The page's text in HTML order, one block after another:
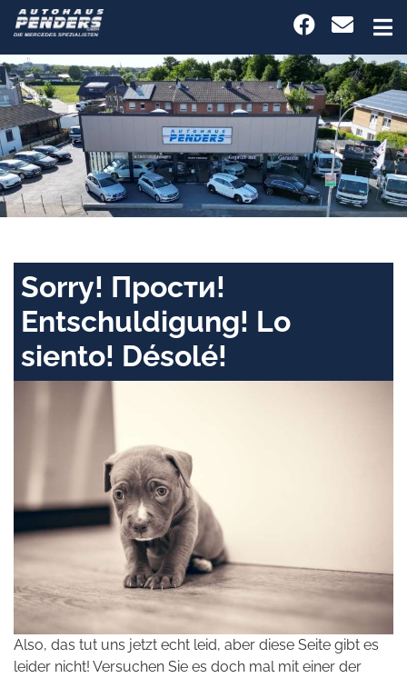
Sorry! Прости!
Entschuldigung! Lo
siento! Désolé!
Also, das tut uns jetzt echt leid, aber diese Seite gibt es
leider nicht! Versuchen Sie es doch mal mit einer der